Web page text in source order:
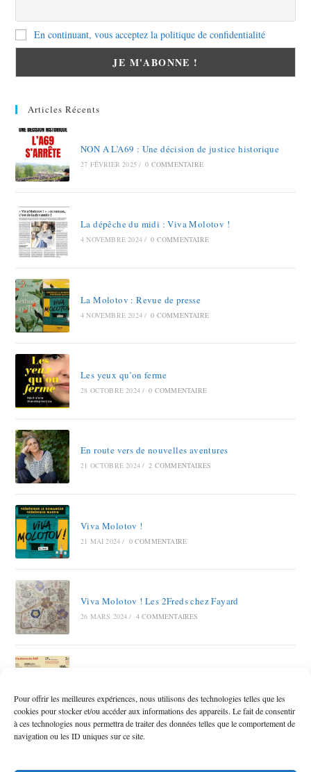
Pour offrir les meilleures expériences, nous utilisons des technologies telles que les
cookies pour stocker et/ou accéder aux informations des appareils. Le fait de consentir
à ces technologies nous permettra de traiter des données telles que le comportement de
navigation ou les ID uniques sur ce site.
En continuant, vous acceptez la politique de confidentialité
Articles Récents
NON A L’A69 : Une décision de justice historique
27 FÉVRIER 2025 / 0 COMMENTAIRE
La dépêche du midi : Viva Molotov !
4 NOVEMBRE 2024 / 0 COMMENTAIRE
La Molotov : Revue de presse
4 NOVEMBRE 2024 / 0 COMMENTAIRE
Les yeux qu’on ferme
28 OCTOBRE 2024 / 0 COMMENTAIRE
En route vers de nouvelles aventures
21 OCTOBRE 2024 / 2 COMMENTAIRES
Viva Molotov !
21 MAI 2024 / 0 COMMENTAIRE
Viva Molotov ! Les 2Freds chez Fayard
26 MARS 2024 / 4 COMMENTAIRES